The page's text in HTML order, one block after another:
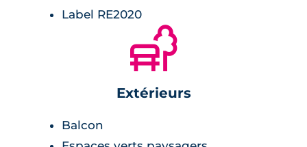
Label RE2020
🌲
Extérieurs
Balcon